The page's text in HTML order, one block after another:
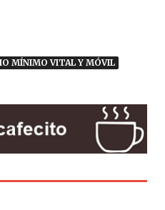
MÍNIMO VITAL Y MÓVIL